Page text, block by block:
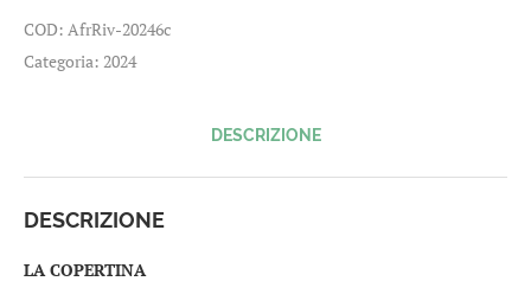
COD: AfrRiv-20246c
Categoria: 2024
DESCRIZIONE
DESCRIZIONE
LA COPERTINA